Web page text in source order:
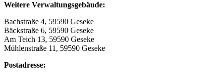
Weitere Verwaltungsgebäude:
Bachstraße 4, 59590 Geseke
Bäckstraße 6, 59590 Geseke
Am Teich 13, 59590 Geseke
Mühlenstraße 11, 59590 Geseke
Postadresse: